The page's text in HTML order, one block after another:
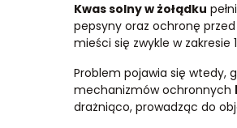
Kwas solny w żołądku
pepsyny oraz ochronę
mieści się zwykle w zakresie
Problem pojawia się wtedy,
mechanizmów ochronnych
drażniąco, prowadząc do